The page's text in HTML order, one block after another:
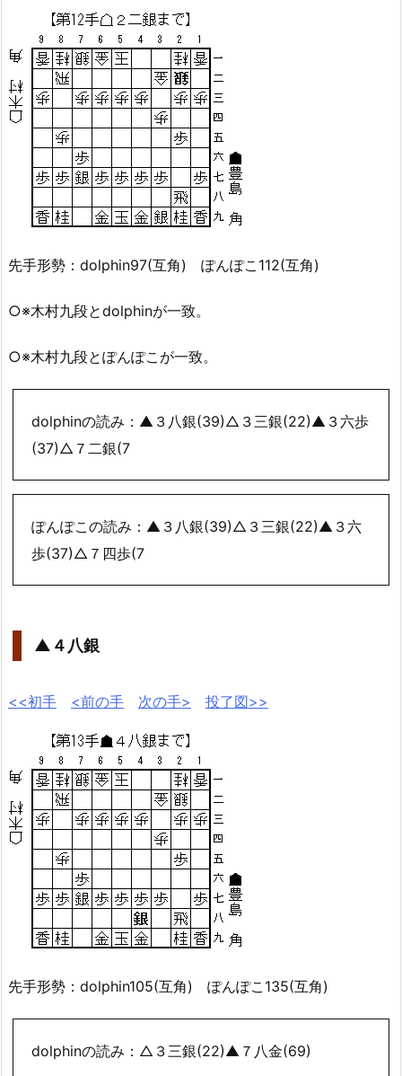
先手形勢：dolphin97(互角) ぽんぽこ112(互角)
○※木村九段とdolphinが一致。
○※木村九段とぽんぽこが一致。
dolphinの読み：▲３八銀(39)△３三銀(22)▲３六歩
(37)△７二銀(7
ぽんぽこの読み：▲３八銀(39)△３三銀(22)▲３六
歩(37)△７四歩(7
▲４八銀
<<初手 <前の手 次の手> 投了図>>
先手形勢：dolphin105(互角) ぽんぽこ135(互角)
dolphinの読み：△３三銀(22)▲７八金(69)